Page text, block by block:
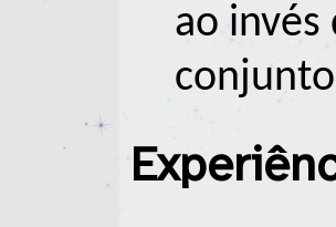
ao invés